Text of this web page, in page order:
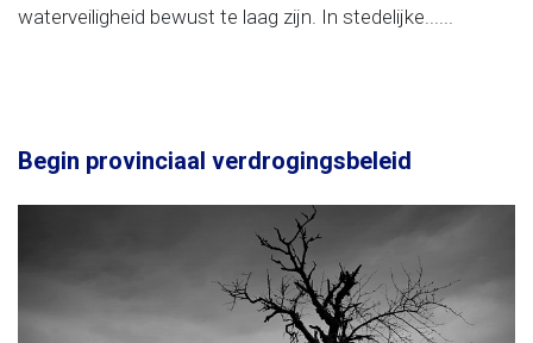
waterveiligheid bewust te laag zijn. In stedelijke......
Begin provinciaal verdrogingsbeleid